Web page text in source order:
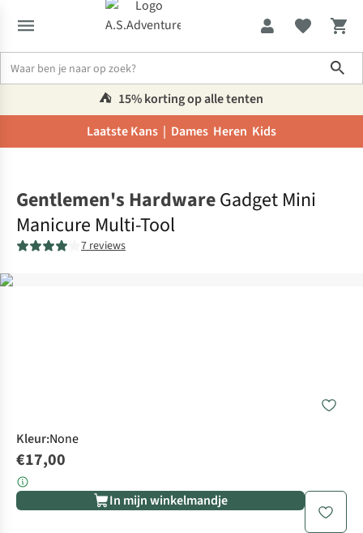
⛺️ 15% korting op alle tenten
Laatste Kans | Dames Heren Kids
Gentlemen's HardwareGadget Mini
Manicure Multi-Tool
7 reviews
Kleur:None
€17,00
In mijn winkelmandje